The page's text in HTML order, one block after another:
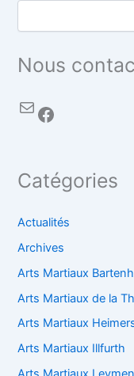
Nous
Catégories
Actualités
Archives
Arts Martiaux
Arts Martiaux de la
Arts Martiaux
Arts Martiaux Illfurth